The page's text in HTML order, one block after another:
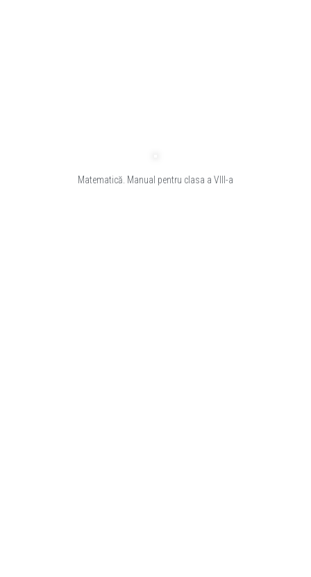
Matematică. Manual pentru clasa a VIII-a